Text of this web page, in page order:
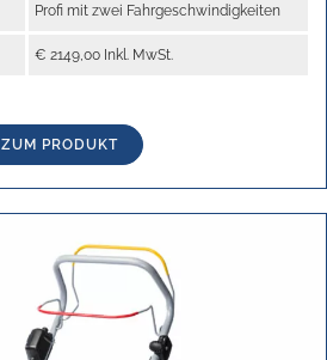
Profi mit zwei Fahrgeschwindigkeiten
€ 2149,00 Inkl. MwSt.
ZUM PRODUKT